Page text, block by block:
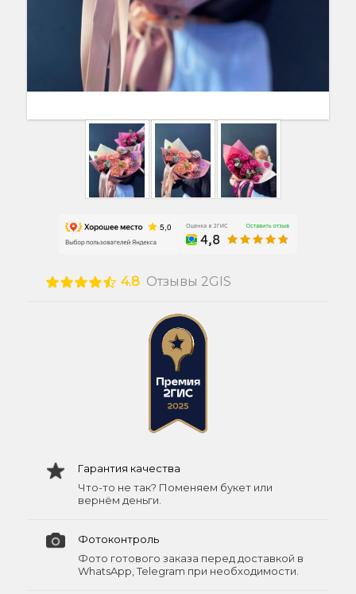
4.8 Отзывы 2GIS
Гарантия качества
Что-то не так? Поменяем букет или
вернём деньги.
Фотоконтроль
Фото готового заказа перед доставкой в
WhatsApp, Telegram при необходимости.